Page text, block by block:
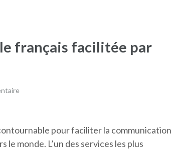
français facilitée par
pour faciliter la communication
monde. L’un des services les plus